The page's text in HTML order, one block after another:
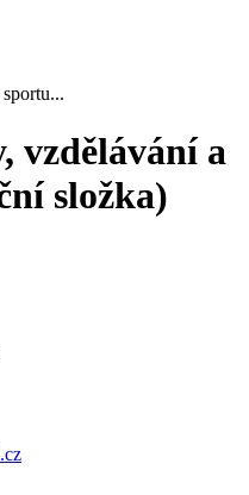
vzdělávání a
složka)